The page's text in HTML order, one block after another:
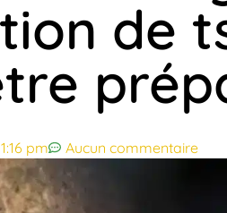
de
1:16 pm Aucun commentaire